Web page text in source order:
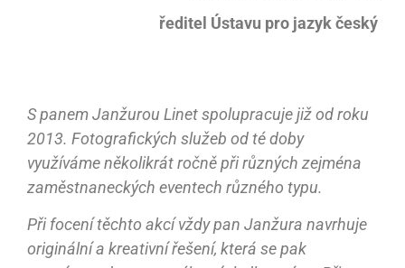
ředitel Ústavu pro jazyk český
S panem Janžurou Linet spolupracuje již od roku
2013. Fotografických služeb od té doby
využíváme několikrát ročně při různých zejména
zaměstnaneckých eventech různého typu.
Při focení těchto akcí vždy pan Janžura navrhuje
originální a kreativní řešení, která se pak